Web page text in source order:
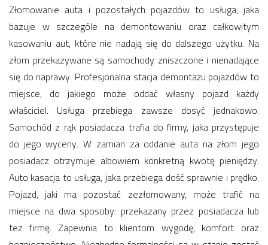
Złomowanie auta i pozostałych pojazdów to usługa, jaka
bazuje w szczególe na demontowaniu oraz całkowitym
kasowaniu aut, które nie nadają się do dalszego użytku. Na
złom przekazywane są samochody zniszczone i nienadające
się do naprawy. Profesjonalna stacja demontażu pojazdów to
miejsce, do jakiego może oddać własny pojazd każdy
właściciel. Usługa przebiega zawsze dosyć jednakowo.
Samochód z rąk posiadacza trafia do firmy, jaka przystępuje
do jego wyceny. W zamian za oddanie auta na złom jego
posiadacz otrzymuje albowiem konkretną kwotę pieniędzy.
Auto kasacja to usługa, jaka przebiega dość sprawnie i prędko.
Pojazd, jaki ma pozostać zezłomowany, może trafić na
miejsce na dwa sposoby: przekazany przez posiadacza lub
też firmę. Zapewnia to klientom wygodę, komfort oraz